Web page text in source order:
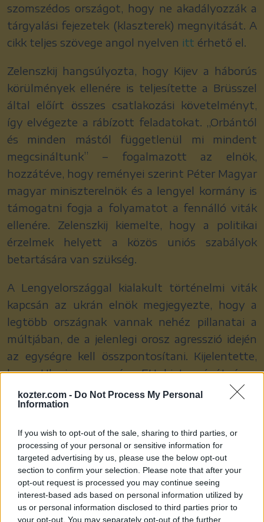
kozter.com - Do Not Process My Personal
Information
If you wish to opt-out of the sale, sharing to third parties, or
processing of your personal or sensitive information for
targeted advertising by us, please use the below opt-out
section to confirm your selection. Please note that after your
opt-out request is processed you may continue seeing
interest-based ads based on personal information utilized by
us or personal information disclosed to third parties prior to
your opt-out. You may separately opt-out of the further
szomszédos országot, hogy ne akadályozzák a
tárgyalási fejezetek (klaszterek) megnyitását. A
cikk teljes szövege angol nyelven itt érhető el.
Zelenszkij hangsúlyozta, hogy Kijev a háborús
körülmények ellenére is teljesítette a Brüsszel
által előírt összes csatlakozási követelményt,
így elvégezte a rábízott feladatokat. „Orbántól
és minden mástól függetlenül mi mindent
megcsináltunk” – fogalmazott az elnök,
hozzátéve, hogy reményei szerint Péter Magyar
magyar miniszterelnök és a lengyel kormány is
támogatni fogja a folyamatot a fennálló viták
ellenére. Zelenszkij kiemelte, hogy a politikai
érzelmek helyett a közös uniós szabályok
betartására van szükség.
A Lengyelországgal kialakult történelmi viták
kapcsán az ukrán elnök megjegyezte, hogy a
legtöbb országnak vannak nehéz pillanatai a
múltjában, de a jelenlegi orosz agresszió idején
az egységre kell összpontosítani. Kijelentette,
hogy Ukrajna az egész EU biztonságát és a
kollektív védelmet szolgálja a harctéren, ezért
minden tagállam elemi érdeke, hogy Ukrajna a
váljon.
Micheál Martin ír miniszterelnök – akinek
országa július 1-jén vette át az EU Tanácsának
soros elnökségét – megerősítette, hogy a